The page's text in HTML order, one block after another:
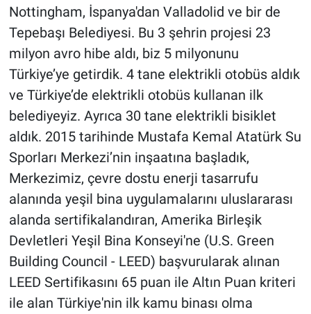
Nottingham, İspanya'dan Valladolid ve bir de
Tepebaşı Belediyesi. Bu 3 şehrin projesi 23
milyon avro hibe aldı, biz 5 milyonunu
Türkiye’ye getirdik. 4 tane elektrikli otobüs aldık
ve Türkiye’de elektrikli otobüs kullanan ilk
belediyeyiz. Ayrıca 30 tane elektrikli bisiklet
aldık. 2015 tarihinde Mustafa Kemal Atatürk Su
Sporları Merkezi’nin inşaatına başladık,
Merkezimiz, çevre dostu enerji tasarrufu
alanında yeşil bina uygulamalarını uluslararası
alanda sertifikalandıran, Amerika Birleşik
Devletleri Yeşil Bina Konseyi'ne (U.S. Green
Building Council - LEED) başvurularak alınan
LEED Sertifikasını 65 puan ile Altın Puan kriteri
ile alan Türkiye'nin ilk kamu binası olma